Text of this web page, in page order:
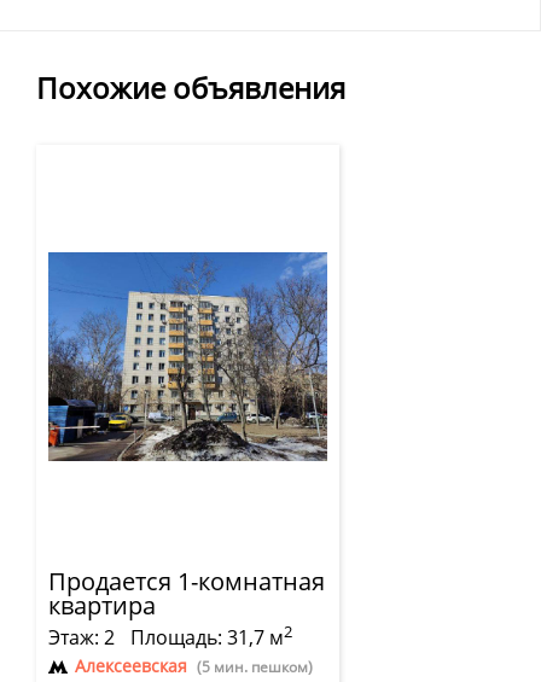
Похожие объявления
Продается 1-комнатная
квартира
Этаж: 2 Площадь: 31,7 м2
Алексеевская (5 мин. пешком)